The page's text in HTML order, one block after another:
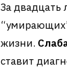
За двадцать
жизни.
ставит